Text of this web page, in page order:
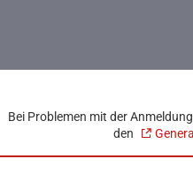
Bei Problemen mit der
den